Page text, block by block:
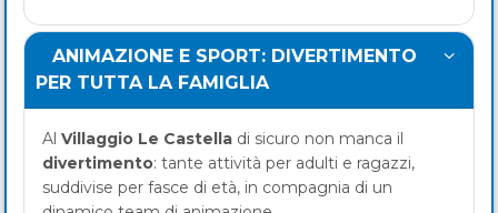
ANIMAZIONE E SPORT: DIVERTIMENTO
PER TUTTA LA FAMIGLIA
AlVillaggio Le Castella di sicuro non manca il
divertimento: tante attività per adulti e ragazzi,
suddivise per fasce di età, in compagnia di un